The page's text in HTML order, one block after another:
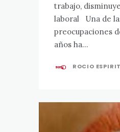
trabajo,
laboral Una de las principales
preocupaciones
años ha...
ROCIO